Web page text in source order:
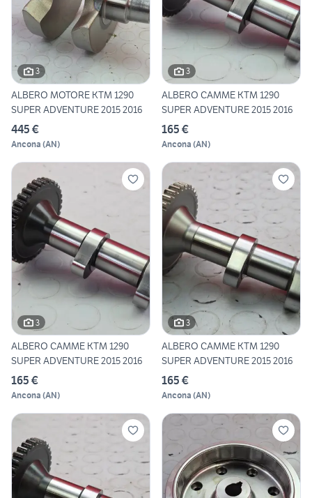
3
ALBERO MOTORE KTM 1290
SUPER ADVENTURE 2015 2016
445 €
Ancona (AN)
3
ALBERO CAMME KTM 1290
SUPER ADVENTURE 2015 2016
165 €
Ancona (AN)
3
ALBERO CAMME KTM 1290
SUPER ADVENTURE 2015 2016
165 €
Ancona (AN)
3
ALBERO CAMME KTM 1290
SUPER ADVENTURE 2015 2016
165 €
Ancona (AN)